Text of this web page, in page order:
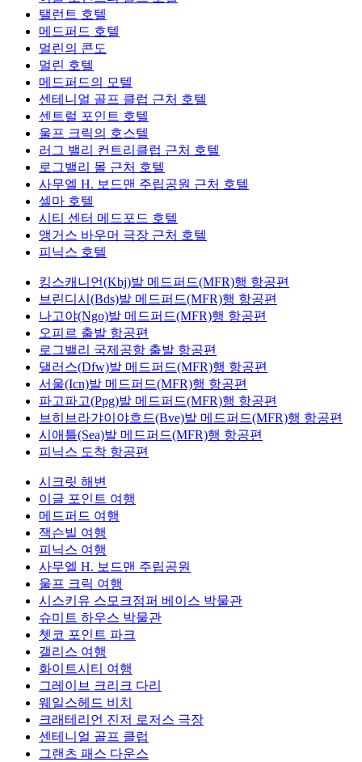
탤런트 호텔
메드퍼드 호텔
멀린의 콘도
멀린 호텔
메드퍼드의 모텔
센테니얼 골프 클럽 근처 호텔
센트럴 포인트 호텔
울프 크릭의 호스텔
러그 밸리 컨트리클럽 근처 호텔
로그밸리 몰 근처 호텔
사무엘 H. 보드맨 주립공원 근처 호텔
셀마 호텔
시티 센터 메드포드 호텔
앵거스 바우머 극장 근처 호텔
피닉스 호텔
킹스캐니언(Kbj)발 메드퍼드(MFR)행 항공편
브린디시(Bds)발 메드퍼드(MFR)행 항공편
나고야(Ngo)발 메드퍼드(MFR)행 항공편
오피르 출발 항공편
로그밸리 국제공항 출발 항공편
댈러스(Dfw)발 메드퍼드(MFR)행 항공편
서울(Icn)발 메드퍼드(MFR)행 항공편
파고파고(Ppg)발 메드퍼드(MFR)행 항공편
브히브라갸이야흐드(Bve)발 메드퍼드(MFR)행 항공편
시애틀(Sea)발 메드퍼드(MFR)행 항공편
피닉스 도착 항공편
시크릿 해변
이글 포인트 여행
메드퍼드 여행
잭슨빌 여행
피닉스 여행
사무엘 H. 보드맨 주립공원
울프 크릭 여행
시스키유 스모크점퍼 베이스 박물관
슈미트 하우스 박물관
쳇코 포인트 파크
갤리스 여행
화이트시티 여행
그레이브 크리크 다리
웨일스헤드 비치
크래테리언 진저 로저스 극장
센테니얼 골프 클럽
그랜츠 패스 다운스